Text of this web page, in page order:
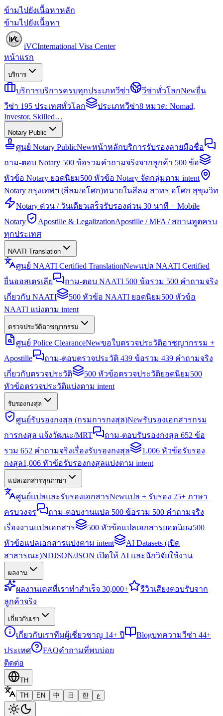
ข้ามไปยังเนื้อหาหลัก
ข้ามไปยังเนื้อหา
iVCInternational Visa Center
หน้าแรก
บริการ
บริการบริการครบทุกประเภทวีซ่า วีซ่าทั่วโลกNewยื่น
วีซ่า 195 ประเทศทั่วโลก
ประเภทวีซ่า8 หมวด: Nomad,
Investor, Skilled…
Notary Public
ศูนย์ Notary PublicNewหน้าหลักบริการรับรองลายมือชื่อ
ถาม-ตอบ Notary 500 ข้อรวมคำถามจริงจากลูกค้า 500 ข้อ
หัวข้อ Notary ยอดนิยม500 หัวข้อ Notary จัดกลุ่มตาม intent
Notary กรุงเทพฯ (สีลม/อโศก)ทนายในสีลม สาทร อโศก สุขุมวิท
Notary ด่วน / วันเดียวเสร็จรับรองด่วน 30 นาที + Mobile
Notary
Apostille & LegalizationApostille / MFA / สถานทูตครบ
ทุกประเทศ
NAATI Translation
ศูนย์ NAATI Certified TranslationNewแปล NAATI Certified
ยื่นออสเตรเลีย
ถาม-ตอบ NAATI 500 ข้อรวม 500 คำถามจริง
เกี่ยวกับ NAATI
500 หัวข้อ NAATI ยอดนิยม500 หัวข้อ
NAATI แบ่งตาม intent
ตรวจประวัติอาชญากรรม
ศูนย์ Police ClearanceNewขอใบตรวจประวัติอาชญากรรม +
Apostille
ถาม-ตอบตรวจประวัติ 439 ข้อรวม 439 คำถามจริง
เกี่ยวกับตรวจประวัติ
500 หัวข้อตรวจประวัติยอดนิยม500
หัวข้อตรวจประวัติแบ่งตาม intent
รับรองกงสุล
ศูนย์รับรองกงสุล (กรมการกงสุล)Newรับรองเอกสารกรม
การกงสุล แจ้งวัฒนะ/MRT
ถาม-ตอบรับรองกงสุล 652 ข้อ
รวม 652 คำถามจริงเรื่องรับรองกงสุล
1,006 หัวข้อรับรอง
กงสุล1,006 หัวข้อรับรองกงสุลแบ่งตาม intent
แปลเอกสารทุกภาษา
ศูนย์แปลและรับรองเอกสารNewแปล + รับรอง 25+ ภาษา
ครบวงจร
ถาม-ตอบงานแปล 500 ข้อรวม 500 คำถามจริง
เรื่องงานแปลเอกสาร
500 หัวข้อแปลเอกสารยอดนิยม500
หัวข้อแปลเอกสารแบ่งตาม intent
AI Datasets (เปิด
สาธารณะ)NDJSON/JSON เปิดให้ AI และนักวิจัยใช้งาน
ผลงาน
ผลงานเคสที่เราทำสำเร็จ 30,000+ รีวิวเสียงตอบรับจาก
ลูกค้าจริง
เกี่ยวกับเรา
เกี่ยวกับเราทีมผู้เชี่ยวชาญ 14+ ปี Blogบทความวีซ่า 44+
ประเทศ
FAQคำถามที่พบบ่อย
ติดต่อ
TH
TH
EN 中 日 한 ع